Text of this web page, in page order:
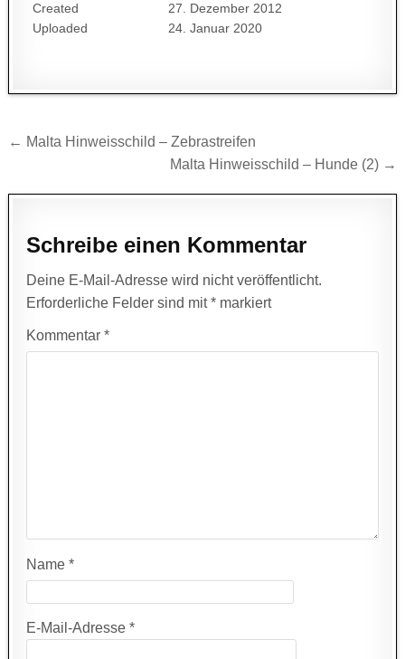
Created
27. Dezember 2012
Uploaded
24. Januar 2020
Beitragsnavigation
← Malta Hinweisschild – Zebrastreifen
Malta Hinweisschild – Hunde (2) →
Schreibe einen Kommentar
Deine E-Mail-Adresse wird nicht veröffentlicht.
Erforderliche Felder sind mit* markiert
Kommentar*
Name*
E-Mail-Adresse*